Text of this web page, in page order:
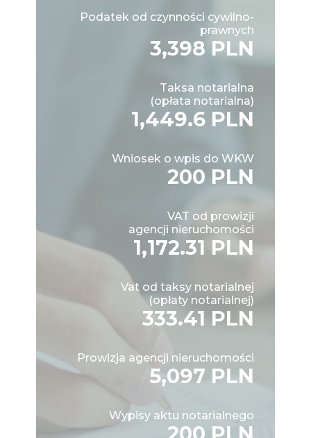
Podatek od czynności cywilno-
prawnych
3,398 PLN
Taksa notarialna
(opłata notarialna)
1,449.6 PLN
Wniosek o wpis do WKW
200 PLN
VAT od prowizji
agencji nieruchomości
1,172.31 PLN
Vat od taksy notarialnej
(opłaty notarialnej)
333.41 PLN
Prowizja agencji nieruchomości
5,097 PLN
Wypisy aktu notarialnego